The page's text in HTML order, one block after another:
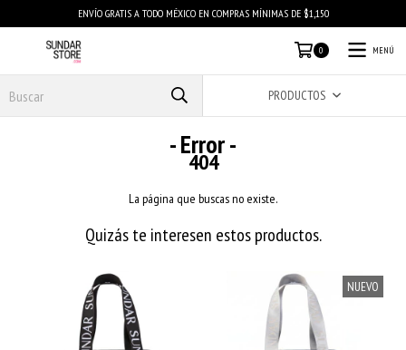
ENVÍO GRATIS A TODO MÉXICO EN COMPRAS MÍNIMAS DE $1,150
0 MENÚ
PRODUCTOS
- Error -
404
La página que buscas no existe.
Quizás te interesen estos productos.
NUEVO